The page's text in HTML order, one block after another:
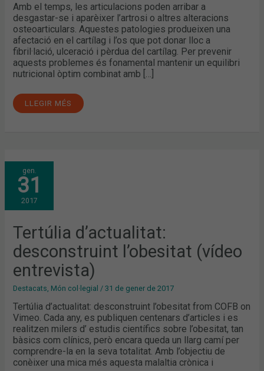
Amb el temps, les articulacions poden arribar a
desgastar-se i aparèixer l’artrosi o altres alteracions
osteoarticulars. Aquestes patologies produeixen una
afectació en el cartílag i l’os que pot donar lloc a
fibril·lació, ulceració i pèrdua del cartílag. Per prevenir
aquests problemes és fonamental mantenir un equilibri
nutricional òptim combinat amb […]
LLEGIR MÉS
gen.
31
2017
Tertúlia d’actualitat:
desconstruint l’obesitat (vídeo
entrevista)
Destacats Món col·legial /31 de gener de 2017
Tertúlia d’actualitat: desconstruint l’obesitat from COFB on
Vimeo. Cada any, es publiquen centenars d’articles i es
realitzen milers d’ estudis científics sobre l’obesitat, tan
bàsics com clínics, però encara queda un llarg camí per
comprendre-la en la seva totalitat. Amb l’objectiu de
conèixer una mica més aquesta malaltia crònica i
TERTÚLIA
D’ACTUALITAT:
DESCONSTRUINT
L’OBESITAT
(VÍDEO
ENTREVISTA)